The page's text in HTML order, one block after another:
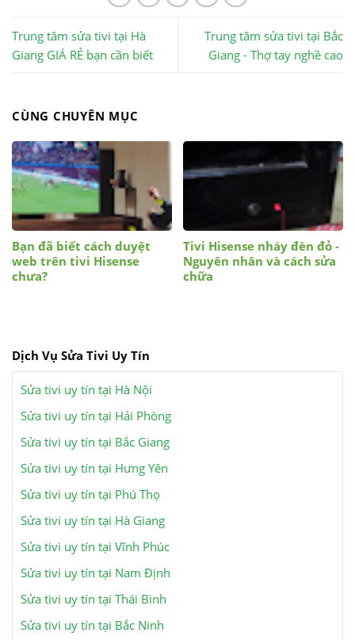
Trung tâm sửa tivi tại Hà
Giang GIÁ RẺ bạn cần biết
Trung tâm sửa tivi tại Bắc
Giang - Thợ tay nghề cao
CÙNG CHUYÊN MỤC
Bạn đã biết cách duyệt
web trên tivi Hisense
chưa?
Tivi Hisense nháy đèn đỏ -
Nguyên nhân và cách sửa
chữa
Dịch Vụ Sửa Tivi Uy Tín
Sửa tivi uy tín tại Hà Nội
Sửa tivi uy tín tại Hải Phòng
Sửa tivi uy tín tại Bắc Giang
Sửa tivi uy tín tại Hưng Yên
Sửa tivi uy tín tại Phú Thọ
Sửa tivi uy tín tại Hà Giang
Sửa tivi uy tín tại Vĩnh Phúc
Sửa tivi uy tín tại Nam Định
Sửa tivi uy tín tại Thái Bình
Sửa tivi uy tín tại Bắc Ninh